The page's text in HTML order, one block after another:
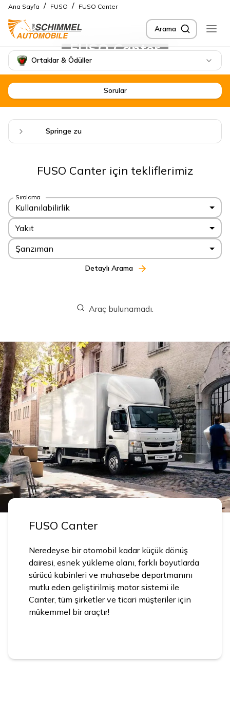
Ana Sayfa / FUSO / FUSO Canter
Arama
FUSO Canter
Ortaklar & Ödüller
Sorular
Springe zu
FUSO Canter için tekliflerimiz
Sıralama
Kullanılabilirlik
Yakıt
Şanzıman
Detaylı Arama
Araç bulunamadı.
FUSO Canter
Neredeyse bir otomobil kadar küçük dönüş
dairesi, esnek yükleme alanı, farklı boyutlarda
sürücü kabinleri ve muhasebe departmanını
mutlu eden geliştirilmiş motor sistemi ile
Canter, tüm şirketler ve ticari müşteriler için
mükemmel bir araçtır!